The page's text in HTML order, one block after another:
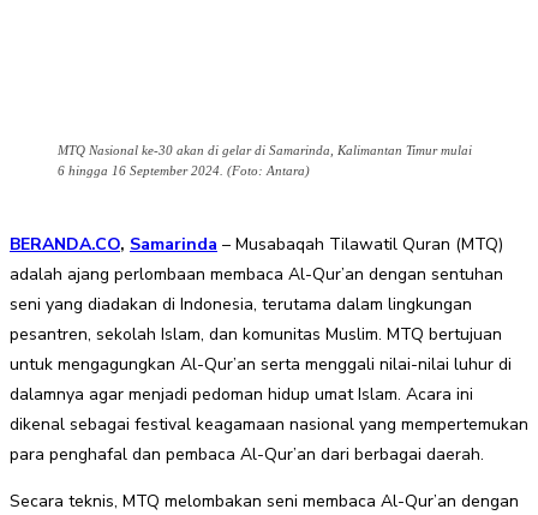
MTQ Nasional ke-30 akan di gelar di Samarinda, Kalimantan Timur mulai
6 hingga 16 September 2024. (Foto: Antara)
BERANDA.CO, Samarinda – Musabaqah Tilawatil Quran (MTQ)
adalah ajang perlombaan membaca Al-Qur’an dengan sentuhan
seni yang diadakan di Indonesia, terutama dalam lingkungan
pesantren, sekolah Islam, dan komunitas Muslim. MTQ bertujuan
untuk mengagungkan Al-Qur’an serta menggali nilai-nilai luhur di
dalamnya agar menjadi pedoman hidup umat Islam. Acara ini
dikenal sebagai festival keagamaan nasional yang mempertemukan
para penghafal dan pembaca Al-Qur’an dari berbagai daerah.
Secara teknis, MTQ melombakan seni membaca Al-Qur’an dengan